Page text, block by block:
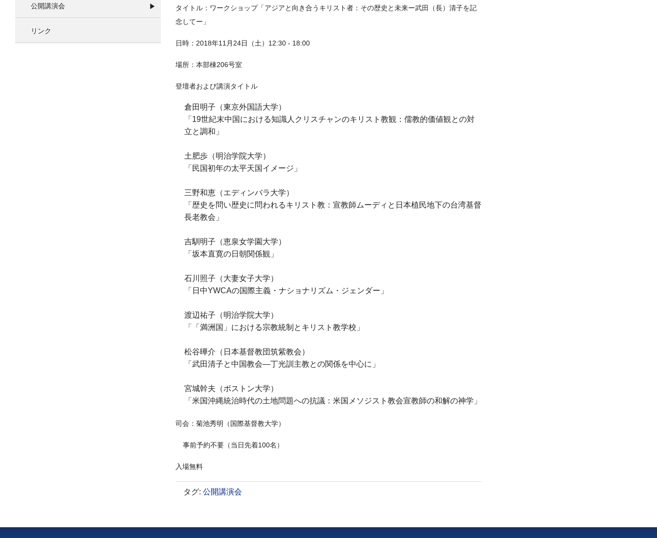
公開講演会
リンク
タイトル：ワークショップ「アジアと向き合うキリスト者：その歴史と未来ー武田（長）清子を記
念してー」
日時：2018年11月24日（土）12:30 - 18:00
場所：本部棟206号室
登壇者および講演タイトル
倉田明子（東京外国語大学）
「19世紀末中国における知識人クリスチャンのキリスト教観：儒教的価値観との対
立と調和」
土肥歩（明治学院大学）
「民国初年の太平天国イメージ」
三野和恵（エディンバラ大学）
「歴史を問い歴史に問われるキリスト教：宣教師ムーディと日本植民地下の台湾基督
長老教会」
吉馴明子（恵泉女学園大学）
「坂本直寛の日朝関係観」
石川照子（大妻女子大学）
「日中YWCAの国際主義・ナショナリズム・ジェンダー」
渡辺祐子（明治学院大学）
「「満洲国」における宗教統制とキリスト教学校」
松谷曄介（日本基督教団筑紫教会）
「武田清子と中国教会―丁光訓主教との関係を中心に」
宮城幹夫（ボストン大学）
「米国沖縄統治時代の土地問題への抗議：米国メソジスト教会宣教師の和解の神学」
司会：菊池秀明（国際基督教大学）
事前予約不要（当日先着100名）
入場無料
タグ: 公開講演会